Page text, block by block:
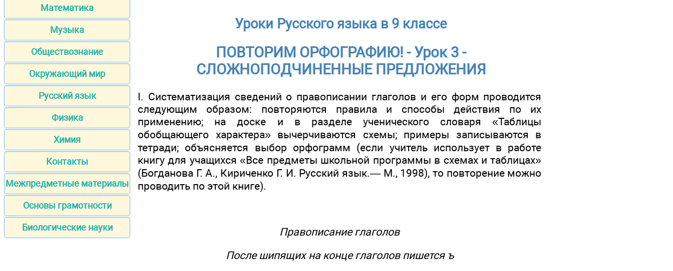
Математика
Музыка
Обществознание
Окружающий мир
Русский язык
Физика
Химия
Контакты
Межпредметные материалы
Основы грамотности
Биологические науки
Уроки Русского языка в 9 классе
ПОВТОРИМ ОРФОГРАФИЮ! - Урок 3 -
СЛОЖНОПОДЧИНЕННЫЕ ПРЕДЛОЖЕНИЯ
I. Систематизация сведений о правописании глаголов и его форм проводится
следующим образом: повторяются правила и способы действия по их
применению; на доске и в разделе ученического словаря «Таблицы
обобщающего характера» вычерчиваются схемы; примеры записываются в
тетради; объясняется выбор орфограмм (если учитель использует в работе
книгу для учащихся «Все предметы школьной программы в схемах и таблицах»
(Богданова Г. А., Кириченко Г. И. Русский язык.— М., 1998), то повторение можно
проводить по этой книге).
Правописание глаголов
После шипящих на конце глаголов пишется ъ